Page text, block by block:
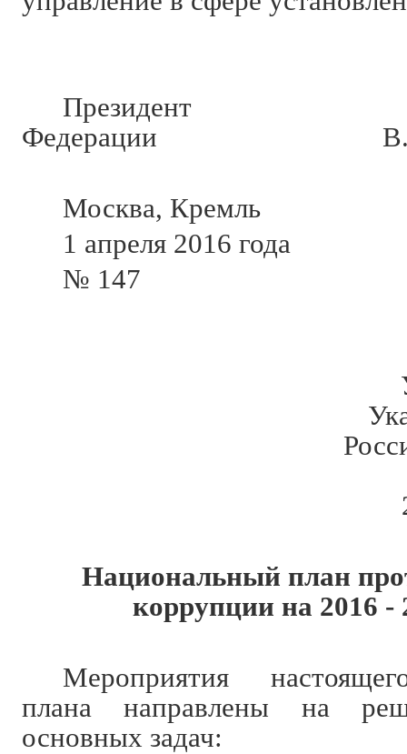
Президент
Федерации
Москва, Кремль
1 апреля 2016 года
№ 147
Национальный план
коррупции на 2016 -
Мероприятия
плана направлены на
основных задач: